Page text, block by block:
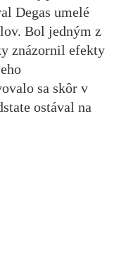
Degas umelé
Bol jedným z
znázornil efekty
sa skôr v
ostával na